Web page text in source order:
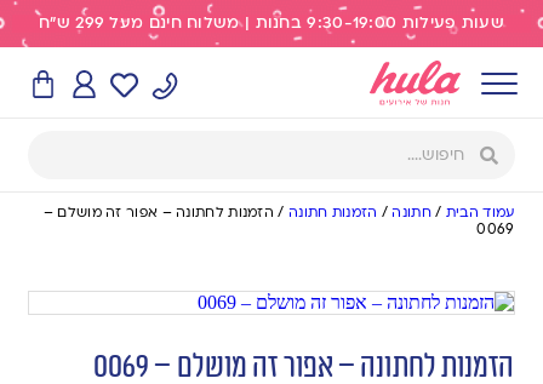
שעות פעילות 9:30-19:00 בחנות | משלוח חינם מעל 299 ש"ח
עמוד הבית /חתונה/ הזמנות חתונה / הזמנות לחתונה – אפור זה מושלם –
0069
הזמנות לחתונה – אפור זה מושלם – 0069